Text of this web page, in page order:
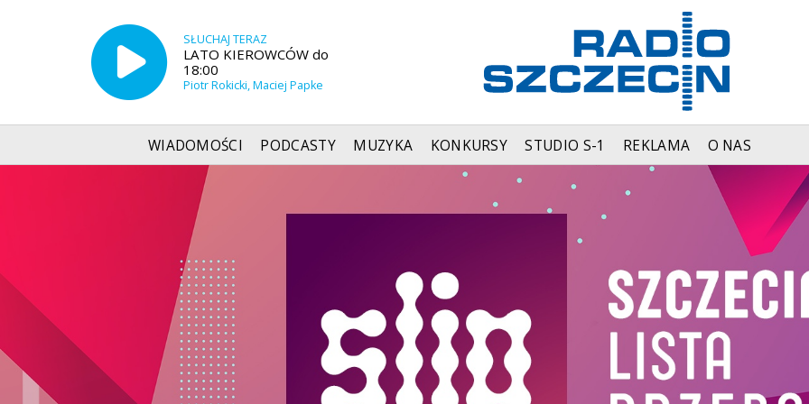
SŁUCHAJ TERAZ
LATO KIEROWCÓW do
18:00
Piotr Rokicki, Maciej Papke
WIADOMOŚCI PODCASTY MUZYKA KONKURSY STUDIO S-1 REKLAMA O NAS